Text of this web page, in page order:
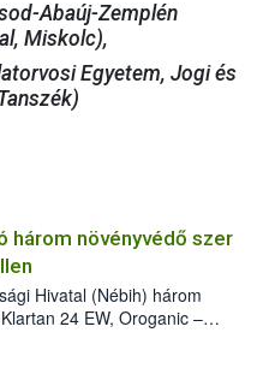
Abaúj-Zemplén
Miskolc),
Egyetem, Jogi és
három növényvédő szer
Hivatal (Nébih) három
24 EW, Oroganic –
a szüretet követően,